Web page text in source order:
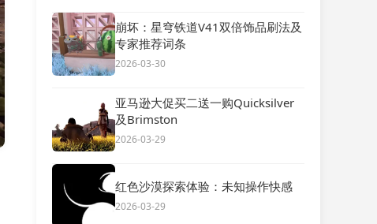
崩坏：星穹铁道V41双倍饰品刷法及
专家推荐词条
2026-03-30
亚马逊大促买二送一购Quicksilver
及Brimston
2026-03-29
红色沙漠探索体验：未知操作快感
2026-03-29